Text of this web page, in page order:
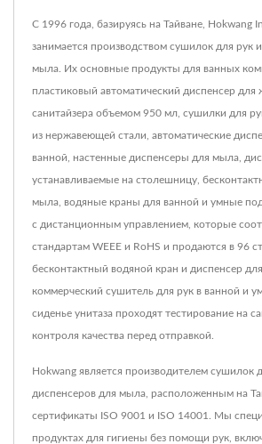
С 1996 года, базируясь на Тайване, Hokwang
занимается производством сушилок для рук
мыла. Их основные продукты для ванных
пластиковый автоматический диспенсер
санитайзера объемом 950 мл, сушилки для
из нержавеющей стали, автоматические
ванной, настенные диспенсеры для мыла,
устанавливаемые на столешницу,
мыла, водяные краны для ванной и умные
с дистанционным управлением, которые
стандартам WEEE и RoHS и продаются в 96
бесконтактный водяной кран и диспенсер
коммерческий сушитель для рук в ванной и
сиденье унитаза проходят тестирование на
контроля качества перед отправкой.
Hokwang является производителем сушилок
диспенсеров для мыла, расположенным на
сертификаты ISO 9001 и ISO 14001. Мы
продуктах для гигиены без помощи рук,